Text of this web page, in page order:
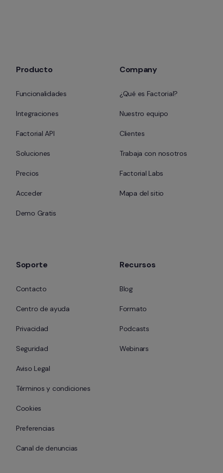
Producto
Funcionalidades
Integraciones
Factorial API
Soluciones
Precios
Acceder
Demo Gratis
Company
¿Qué es Factorial?
Nuestro equipo
Clientes
Trabaja con nosotros
Factorial Labs
Mapa del sitio
Soporte
Contacto
Centro de ayuda
Privacidad
Seguridad
Aviso Legal
Términos y condiciones
Cookies
Preferencias
Canal de denuncias
Recursos
Blog
Formato
Podcasts
Webinars